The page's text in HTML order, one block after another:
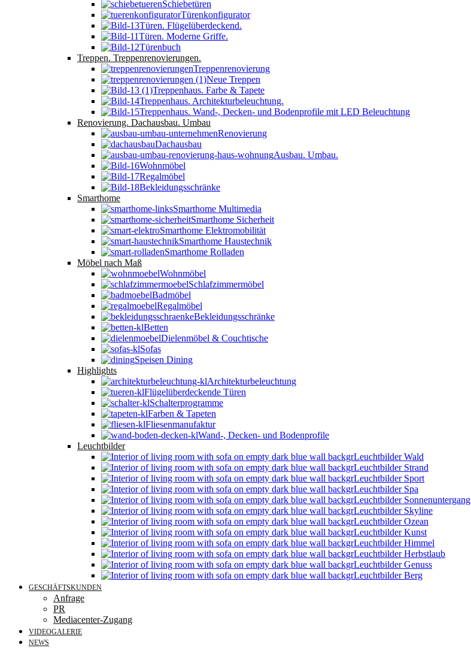
Schiebetüren
Türenkonfigurator
Türen. Flügelüberdeckend.
Türen. Moderne Griffe.
Türenbuch
Treppen. Treppenrenovierungen.
Treppenrenovierung
Neue Treppen
Treppenhaus. Farbe & Tapete
Treppenhaus. Architekturbeleuchtung.
Treppenhaus. Wand-, Decken- und Bodenprofile mit LED Beleuchtung
Renovierung. Dachausbau. Umbau
Renovierung
Dachausbau
Ausbau. Umbau.
Wohnmöbel
Regalmöbel
Bekleidungsschränke
Smarthome
Smarthome Multimedia
Smarthome Sicherheit
Smarthome Elektromobilität
Smarthome Haustechnik
Smarthome Rolladen
Möbel nach Maß
Wohnmöbel
Schlafzimmermöbel
Badmöbel
Regalmöbel
Bekleidungsschränke
Betten
Dielenmöbel & Couchtische
Sofas
Speisen Dining
Highlights
Architekturbeleuchtung
Flügelüberdeckende Türen
Schalterprogramme
Farben & Tapeten
Fliesenmanufaktur
Wand-, Decken- und Bodenprofile
Leuchtbilder
Leuchtbilder Wald
Leuchtbilder Strand
Leuchtbilder Sport
Leuchtbilder Spa
Leuchtbilder Sonnenuntergang
Leuchtbilder Skyline
Leuchtbilder Ozean
Leuchtbilder Kunst
Leuchtbilder Himmel
Leuchtbilder Herbstlaub
Leuchtbilder Genuss
Leuchtbilder Berg
GESCHÄFTSKUNDEN
Anfrage
PR
Mediacenter-Zugang
VIDEOGALERIE
NEWS